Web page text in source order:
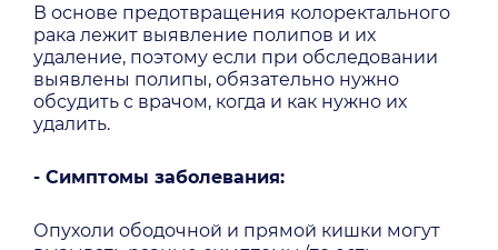
В основе предотвращения колоректального
рака лежит выявление полипов и их
удаление, поэтому если при обследовании
выявлены полипы, обязательно нужно
обсудить с врачом, когда и как нужно их
удалить.
- Симптомы заболевания:
Опухоли ободочной и прямой кишки могут